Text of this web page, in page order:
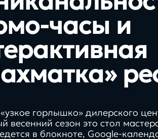
24/7
при специальных
часы и
горлышко» дилерского
весенний сезон это стол
в блокноте, Google-